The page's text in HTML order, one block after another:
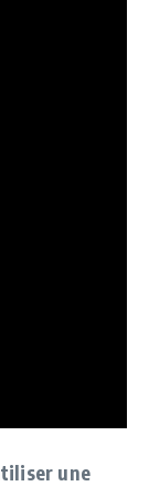
une